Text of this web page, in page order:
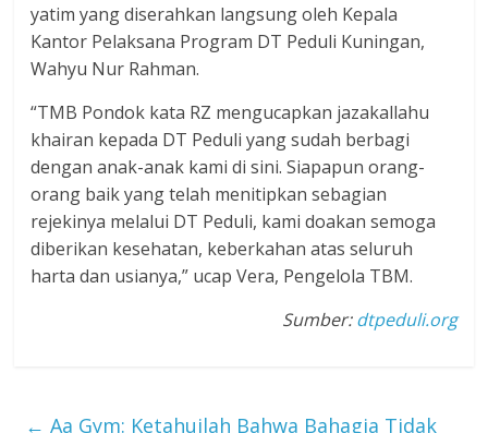
yatim yang diserahkan langsung oleh Kepala
Kantor Pelaksana Program DT Peduli Kuningan,
Wahyu Nur Rahman.
“TMB Pondok kata RZ mengucapkan jazakallahu
khairan kepada DT Peduli yang sudah berbagi
dengan anak-anak kami di sini. Siapapun orang-
orang baik yang telah menitipkan sebagian
rejekinya melalui DT Peduli, kami doakan semoga
diberikan kesehatan, keberkahan atas seluruh
harta dan usianya,” ucap Vera, Pengelola TBM.
Sumber:dtpeduli.org
← Aa Gym: Ketahuilah Bahwa Bahagia Tidak